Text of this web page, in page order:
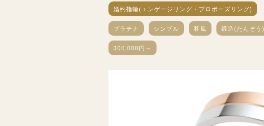
婚約指輪(エンゲージリング・プロポーズリング)
プラチナ シンプル 和風 鍛造(たんぞう)
300,000円～